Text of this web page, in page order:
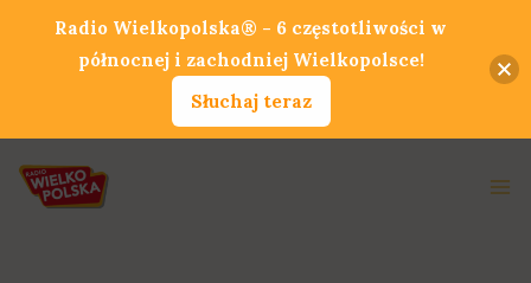
Radio Wielkopolska® - 6 częstotliwości w
północnej i zachodniej Wielkopolsce!
Słuchaj teraz